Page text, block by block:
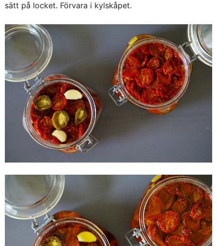
sätt på locket. Förvara i kylskåpet.